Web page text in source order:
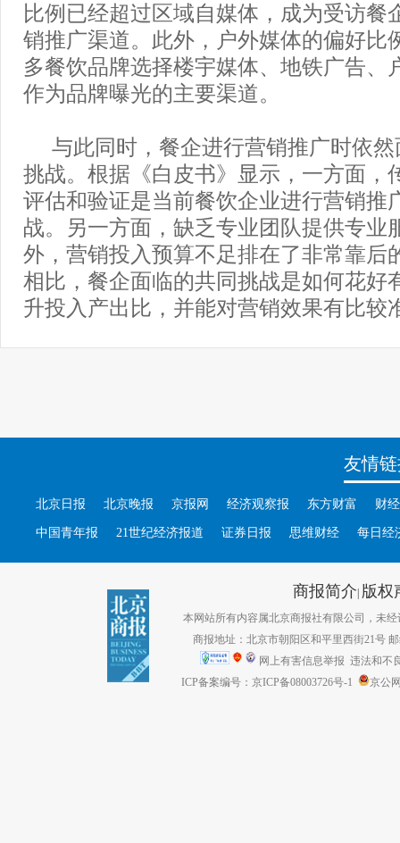
比例已经超过区域自媒体，成为受访餐
销推广渠道。此外，户外媒体的偏好比
多餐饮品牌选择楼宇媒体、地铁广告、
作为品牌曝光的主要渠道。
与此同时，餐企进行营销推广时依
挑战。根据《白皮书》显示，一方面，
评估和验证是当前餐饮企业进行营销推
战。另一方面，缺乏专业团队提供专业
外，营销投入预算不足排在了非常靠后
相比，餐企面临的共同挑战是如何花好
升投入产出比，并能对营销效果有比较
友情
北京日报 北京晚报 京报网 经济观察报 东方财富 财
中国青年报 21世纪经济报道 证券日报 思维财经 每日经
商报简介| 版权
本网站所有内容属北京商报社有限公司，未经
商报地址：北京市朝阳区和平里西街21号
网上有害信息举报 违法和不
ICP备案编号：京ICP备08003726号-1
京公